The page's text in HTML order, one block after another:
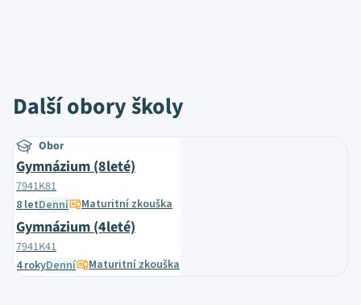
Další obory školy
Obor
Gymnázium (8leté)
7941K81
8 letDenní Maturitní zkouška
Gymnázium (4leté)
7941K41
4 rokyDenní Maturitní zkouška